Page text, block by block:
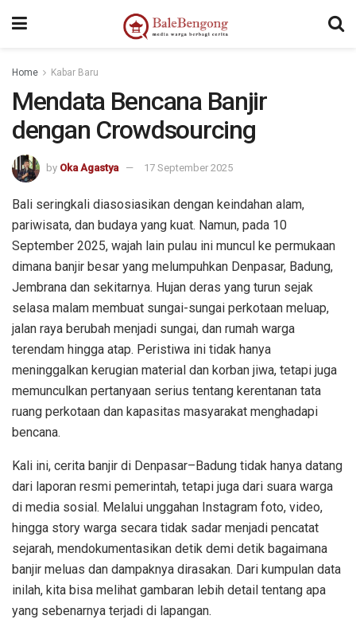
Home Kabar Baru
Mendata Bencana Banjir
dengan Crowdsourcing
by Oka Agastya 17 September 2025
Bali seringkali diasosiasikan dengan keindahan alam,
pariwisata, dan budaya yang kuat. Namun, pada 10
September 2025, wajah lain pulau ini muncul ke permukaan
dimana banjir besar yang melumpuhkan Denpasar, Badung,
Jembrana dan sekitarnya. Hujan deras yang turun sejak
selasa malam membuat sungai-sungai perkotaan meluap,
jalan raya berubah menjadi sungai, dan rumah warga
terendam hingga atap. Peristiwa ini tidak hanya
meninggalkan kerugian material dan korban jiwa, tetapi juga
memunculkan pertanyaan serius tentang kerentanan tata
ruang perkotaan dan kapasitas masyarakat menghadapi
bencana.
Kali ini, cerita banjir di Denpasar–Badung tidak hanya datang
dari laporan resmi pemerintah, tetapi juga dari suara warga
di media sosial. Melalui unggahan Instagram foto, video,
hingga story warga secara tidak sadar menjadi pencatat
sejarah, mendokumentasikan detik demi detik bagaimana
banjir meluas dan dampaknya dirasakan. Dari kumpulan data
inilah, kita bisa melihat gambaran lebih detail tentang apa
yang sebenarnya terjadi di lapangan.